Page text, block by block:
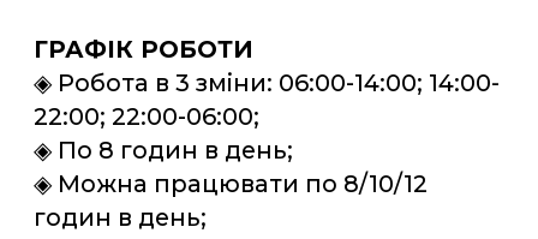
◈ Працівники живуть в будинках,
квартирах;
◈ Гарні умови, в кімнаті проживає 3-
4 людини;
◈ Є все необхідне для життя і
відпочинку;
◈ Сімейні пари проживають разом
(по 2 пари в кімнаті).